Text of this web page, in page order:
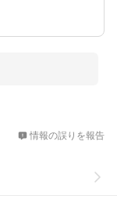
情報の誤りを報告